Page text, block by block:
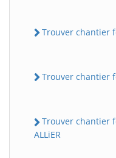
Trouver chantier
Trouver chantier
Trouver chantier
ALLiER